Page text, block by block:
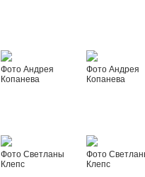
Фото Андрея
Копанева
Фото Андрея
Копанева
Фото Светланы
Клепс
Фото
Клепс